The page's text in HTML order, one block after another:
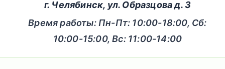
г. Челябинск, ул. Образцова д. 3
Время работы: Пн-Пт: 10:00-18:00, Сб:
10:00-15:00, Вс: 11:00-14:00